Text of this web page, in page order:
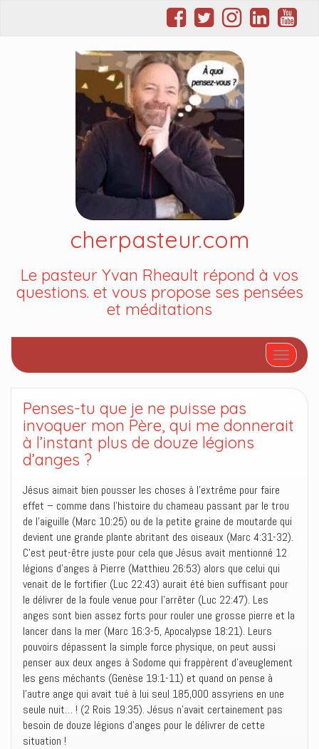
cherpasteur.com
Le pasteur Yvan Rheault répond à vos
questions. et vous propose ses pensées
et méditations
Afficher/
Penses-tu que je ne puisse pas
invoquer mon Père, qui me donnerait
à l’instant plus de douze légions
d’anges ?
Jésus aimait bien pousser les choses à l’extrême pour faire
effet – comme dans l’histoire du chameau passant par le trou
de l’aiguille (Marc 10:25) ou de la petite graine de moutarde qui
devient une grande plante abritant des oiseaux (Marc 4:31-32).
C’est peut-être juste pour cela que Jésus avait mentionné 12
légions d’anges à Pierre (Matthieu 26:53) alors que celui qui
venait de le fortifier (Luc 22:43) aurait été bien suffisant pour
le délivrer de la foule venue pour l’arrêter (Luc 22:47). Les
anges sont bien assez forts pour rouler une grosse pierre et la
lancer dans la mer (Marc 16:3-5, Apocalypse 18:21). Leurs
pouvoirs dépassent la simple force physique, on peut aussi
penser aux deux anges à Sodome qui frappèrent d’aveuglement
les gens méchants (Genèse 19:1-11) et quand on pense à
l’autre ange qui avait tué à lui seul 185,000 assyriens en une
seule nuit… ! (2 Rois 19:35). Jésus n’avait certainement pas
besoin de douze légions d’anges pour le délivrer de cette
situation !